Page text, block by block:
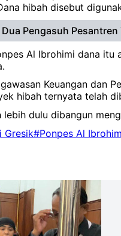
hibah disebut
Pengasuh
Al Ibrohimi dana
Keuangan dan
hibah ternyata telah
lebih dulu dibangun
Gresik#Ponpes Al